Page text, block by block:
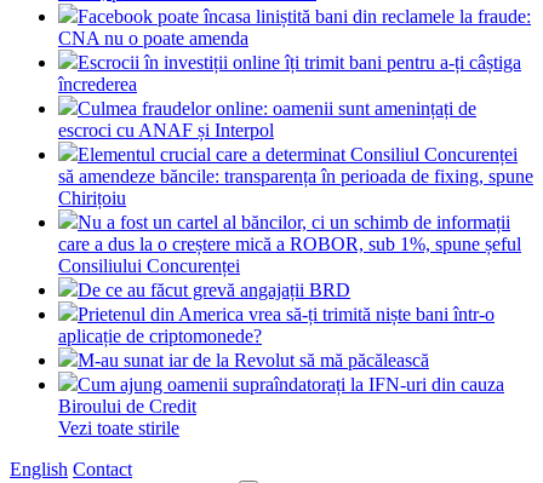
Facebook poate încasa liniștită bani din reclamele la fraude:
CNA nu o poate amenda
Escrocii în investiții online îți trimit bani pentru a-ți câștiga
încrederea
Culmea fraudelor online: oamenii sunt amenințați de
escroci cu ANAF și Interpol
Elementul crucial care a determinat Consiliul Concurenței
să amendeze băncile: transparența în perioada de fixing, spune
Chirițoiu
Nu a fost un cartel al băncilor, ci un schimb de informații
care a dus la o creștere mică a ROBOR, sub 1%, spune șeful
Consiliului Concurenței
De ce au făcut grevă angajații BRD
Prietenul din America vrea să-ți trimită niște bani într-o
aplicație de criptomonede?
M-au sunat iar de la Revolut să mă păcălească
Cum ajung oamenii supraîndatorați la IFN-uri din cauza
Biroului de Credit
Vezi toate stirile
English Contact